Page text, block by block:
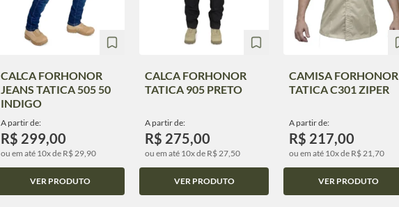
CALCA FORHONOR
JEANS TATICA 505 50
INDIGO
A partir de:
R$ 299,00
ou em até 10x de R$ 29,90
VER PRODUTO
CALCA FORHONOR
TATICA 905 PRETO
A partir de:
R$ 275,00
ou em até 10x de R$ 27,50
VER PRODUTO
CAMISA FORHONOR
TATICA C301 ZIPER
A partir de:
R$ 217,00
ou em até 10x de R$ 21,70
VER PRODUTO